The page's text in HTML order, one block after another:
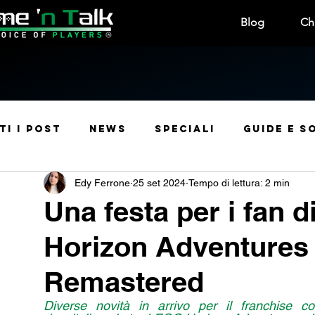
Blog
i post News Speciali Guide e
Manga e Anime Leak Rubriche
Manga e Fumetti Sconti Curiosità
Una festa per i fan
Horizon Adventures
Remastered
Edy Ferrone 25 set 2024 Tempo di lettura: 2 min
Diverse novità in arrivo per il franchise